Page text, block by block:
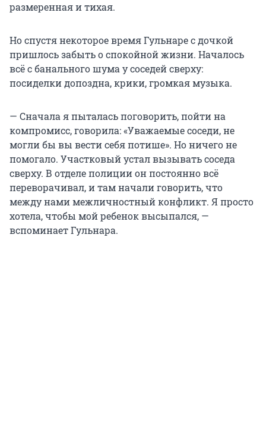
размеренная и тихая.
Но спустя некоторое время Гульнаре с дочкой
пришлось забыть о спокойной жизни. Началось
всё с банального шума у соседей сверху:
посиделки допоздна, крики, громкая музыка.
— Сначала я пыталась поговорить, пойти на
компромисс, говорила: «Уважаемые соседи, не
могли бы вы вести себя потише». Но ничего не
помогало. Участковый устал вызывать соседа
сверху. В отделе полиции он постоянно всё
переворачивал, и там начали говорить, что
между нами межличностный конфликт. Я просто
хотела, чтобы мой ребенок высыпался, —
вспоминает Гульнара.